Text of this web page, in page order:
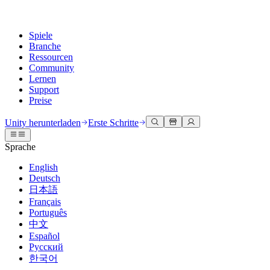
Spiele
Branche
Ressourcen
Community
Lernen
Support
Preise
Unity Engine
Erstellen Sie 2D- und 3D-Spiele für jede Plattform
Zusammenarbeit
Schnell mit Ihrem Team zusammenarbeiten und iterieren
Unity herunterladen
Abonnements und Preise
Bereitstellen
Multiplattform
3D-Zusammenarbeit
Erstellen und überprüfen Sie 3D-Projekte in Echtzeit
Immersive Schulung
In immersiven Umgebungen trainieren
Kundenerlebnisse
Interaktive 3D-Erlebnisse erstellen
Branchen
Fertigung
Dokumentation
Entwicklertools
Versionsfreigaben und Fehlerverfolgung
Roadmap
Bevorstehende Funktionen überprüfen
Glossar
Diskussionen
Veranstaltungen
Globale und lokale Veranstaltungen
Gemeinschaftsgeschichten
Made with Unity
Präsentation von Unity-Schöpfern
Unity Learn
Meistern Sie Unity-Fähigkeiten kostenlos
Professionelles Training
Verbessern Sie Ihr Team mit Unity-Trainern
Neu bei Unity
Erste Schritte
Beginnen Sie noch heute mit dem Lernen
Unity Essential Pathways
Hilfe erhalten
Wir helfen Ihnen, mit Unity erfolgreich zu sein
Erfolgspläne
Erreichen Sie Ihre Ziele schneller mit Expertenunterstützung
FAQ
Antworten auf häufige Fragen
Kontakt aufnehmen
Verbinden Sie sich mit unserem Team
Unity herunterladen Erste Schritte
Sprache
English
Deutsch
日本語
Français
Português
中文
Español
Русский
한국어